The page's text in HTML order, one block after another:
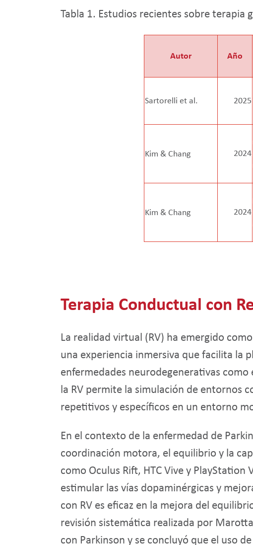
Tabla 1. Estudios recientes sobre terapia
Autor Año
Sartorelli et al. 2025
Kim & Chang 2024
Kim & Chang 2024
Terapia Conductual con
La realidad virtual (RV) ha emergido
una experiencia inmersiva que facilita la
enfermedades neurodegenerativas
la RV permite la simulación de entornos
repetitivos y específicos en un entorno
En el contexto de la enfermedad de
coordinación motora, el equilibrio y la
como Oculus Rift, HTC Vive y
estimular las vías dopaminérgicas y
con RV es eficaz en la mejora del
revisión sistemática realizada por
con Parkinson y se concluyó que el uso